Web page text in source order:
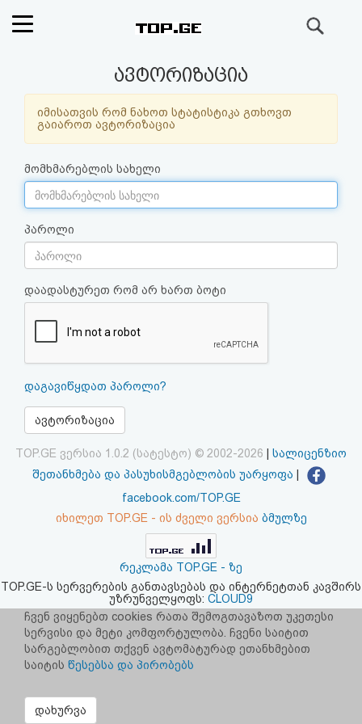
ფოსტა
კითხვა-
პასუხი
ავტორიზაცია
რეგისტრაცია
პაროლის
HTML
კოდი
შეთანხმება
პასუხისმგებლობის
უარყოფა
ავტორიზაცია
იმისათვის რომ ნახოთ სტატისტიკა გთხოვთ
გაიაროთ ავტორიზაცია
მომხმარებლის სახელი
პაროლი
დაადასტურეთ რომ არ ხართ ბოტი
დაგავიწყდათ პაროლი?
ავტორიზაცია
TOP.GE ვერსია 1.0.2 (სატესტო) © 2002-2026
სალიცენზიო
შეთანხმება და პასუხისმგებლობის უარყოფა
facebook.com/TOP.GE
იხილეთ TOP.GE - ის ძველი ვერსია ბმულზე
რეკლამა TOP.GE - ზე
TOP.GE-ს სერვერების განთავსებას და ინტერნეტთან კავშირს
უზრუნველყოფს: CLOUD9
ჩვენ ვიყენებთ cookies რათა შემოგთავაზოთ უკეთესი
სერვისი და მეტი კომფორტულობა. ჩვენი საიტით
სარგებლობით თქვენ ავტომატურად ეთანხმებით
საიტის წესებსა და პირობებს
დახურვა